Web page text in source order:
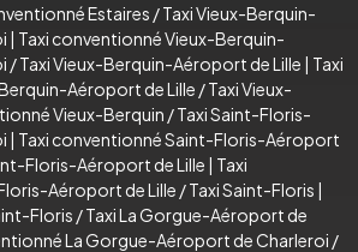
Estaires /Taxi Vieux-Berquin-
| Taxi conventionné Vieux-Berquin-
/Taxi Vieux-Berquin-Aéroport de Lille | Taxi
Aéroport de Lille /Taxi Vieux-
Vieux-Berquin /Taxi Saint-Floris-
| Taxi conventionné Saint-Floris-Aéroport
Floris-Aéroport de Lille | Taxi
Aéroport de Lille /Taxi Saint-Floris |
Floris /Taxi La Gorgue-Aéroport de
La Gorgue-Aéroport de Charleroi /